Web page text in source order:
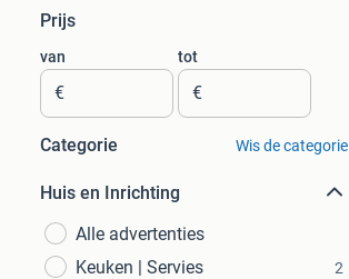
Prijs
van
€
tot
€
Categorie Wis de categorie
Huis en Inrichting
Alle advertenties
Keuken | Servies
2